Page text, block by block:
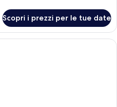
Scopri i prezzi per le tue date
Una camera d'albergo con due letti,